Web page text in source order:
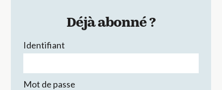
Déjà abonné ?
Identifiant
Mot de passe